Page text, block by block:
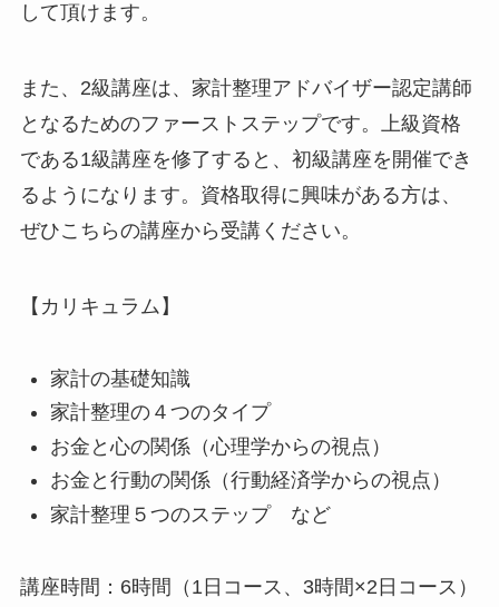
して頂けます。
また、2級講座は、家計整理アドバイザー認定講師
となるためのファーストステップです。上級資格
である1級講座を修了すると、初級講座を開催でき
るようになります。資格取得に興味がある方は、
ぜひこちらの講座から受講ください。
【カリキュラム】
家計の基礎知識
家計整理の４つのタイプ
お金と心の関係（心理学からの視点）
お金と行動の関係（行動経済学からの視点）
家計整理５つのステップ など
講座時間：6時間（1日コース、3時間×2日コース）